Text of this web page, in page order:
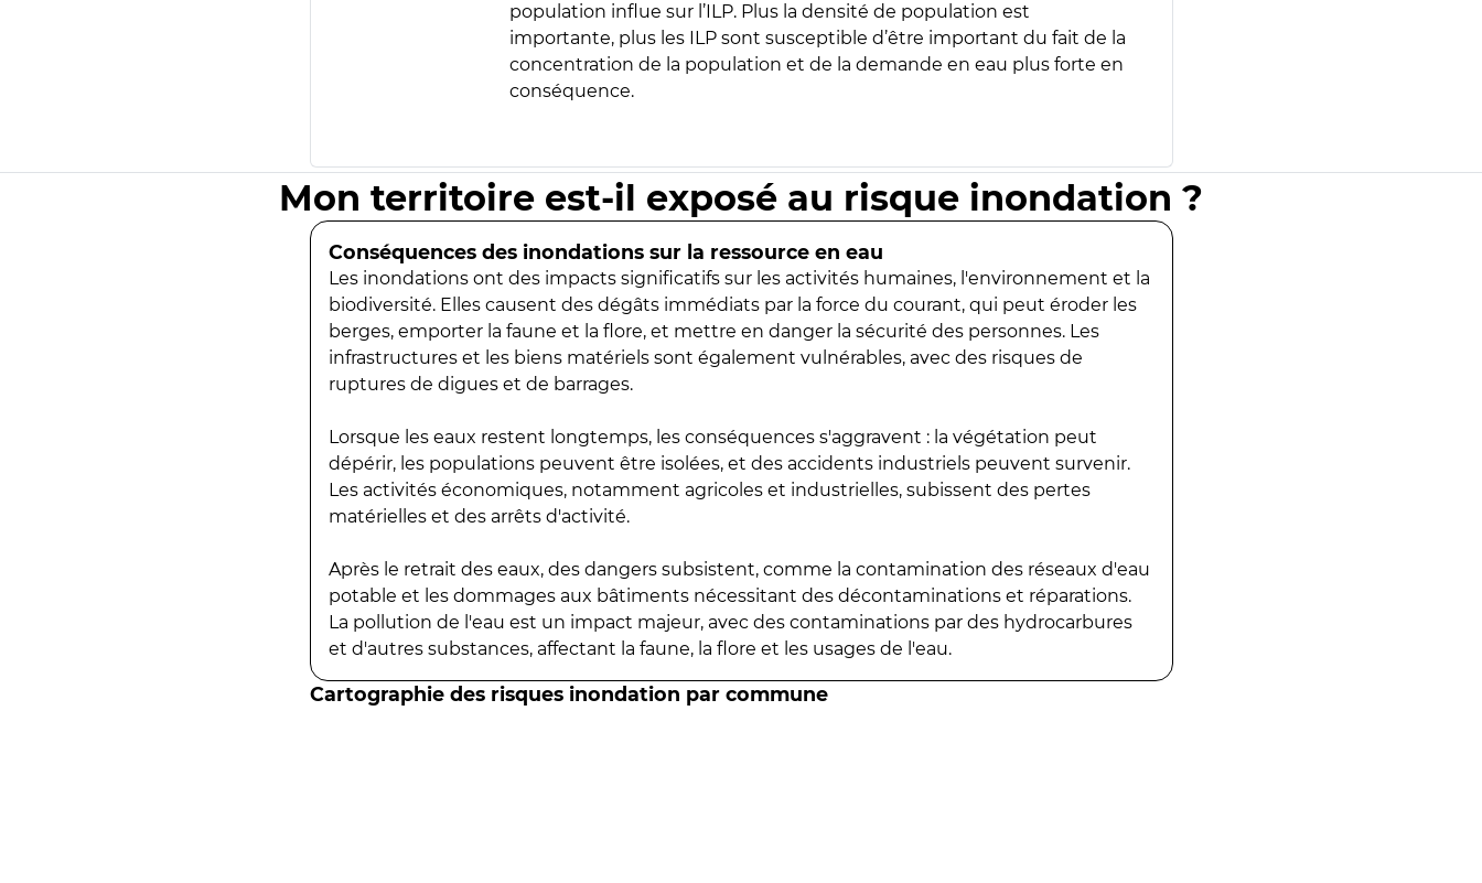
population influe sur l’ILP. Plus la densité de population est
importante, plus les ILP sont susceptible d’être important du fait de la
concentration de la population et de la demande en eau plus forte en
conséquence.
Mon territoire est-il exposé au risque inondation ?
Conséquences des inondations sur la ressource en eau
Les inondations ont des impacts significatifs sur les activités humaines, l'environnement et la
biodiversité. Elles causent des dégâts immédiats par la force du courant, qui peut éroder les
berges, emporter la faune et la flore, et mettre en danger la sécurité des personnes. Les
infrastructures et les biens matériels sont également vulnérables, avec des risques de
ruptures de digues et de barrages.
Lorsque les eaux restent longtemps, les conséquences s'aggravent : la végétation peut
dépérir, les populations peuvent être isolées, et des accidents industriels peuvent survenir.
Les activités économiques, notamment agricoles et industrielles, subissent des pertes
matérielles et des arrêts d'activité.
Après le retrait des eaux, des dangers subsistent, comme la contamination des réseaux d'eau
potable et les dommages aux bâtiments nécessitant des décontaminations et réparations.
La pollution de l'eau est un impact majeur, avec des contaminations par des hydrocarbures
et d'autres substances, affectant la faune, la flore et les usages de l'eau.
Cartographie des risques inondation par commune